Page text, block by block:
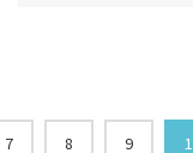
7 8 9